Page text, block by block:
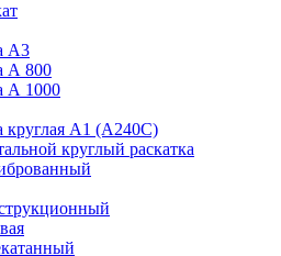
А3
А 800
А 1000
круглая А1 (А240C)
круглый раскатка